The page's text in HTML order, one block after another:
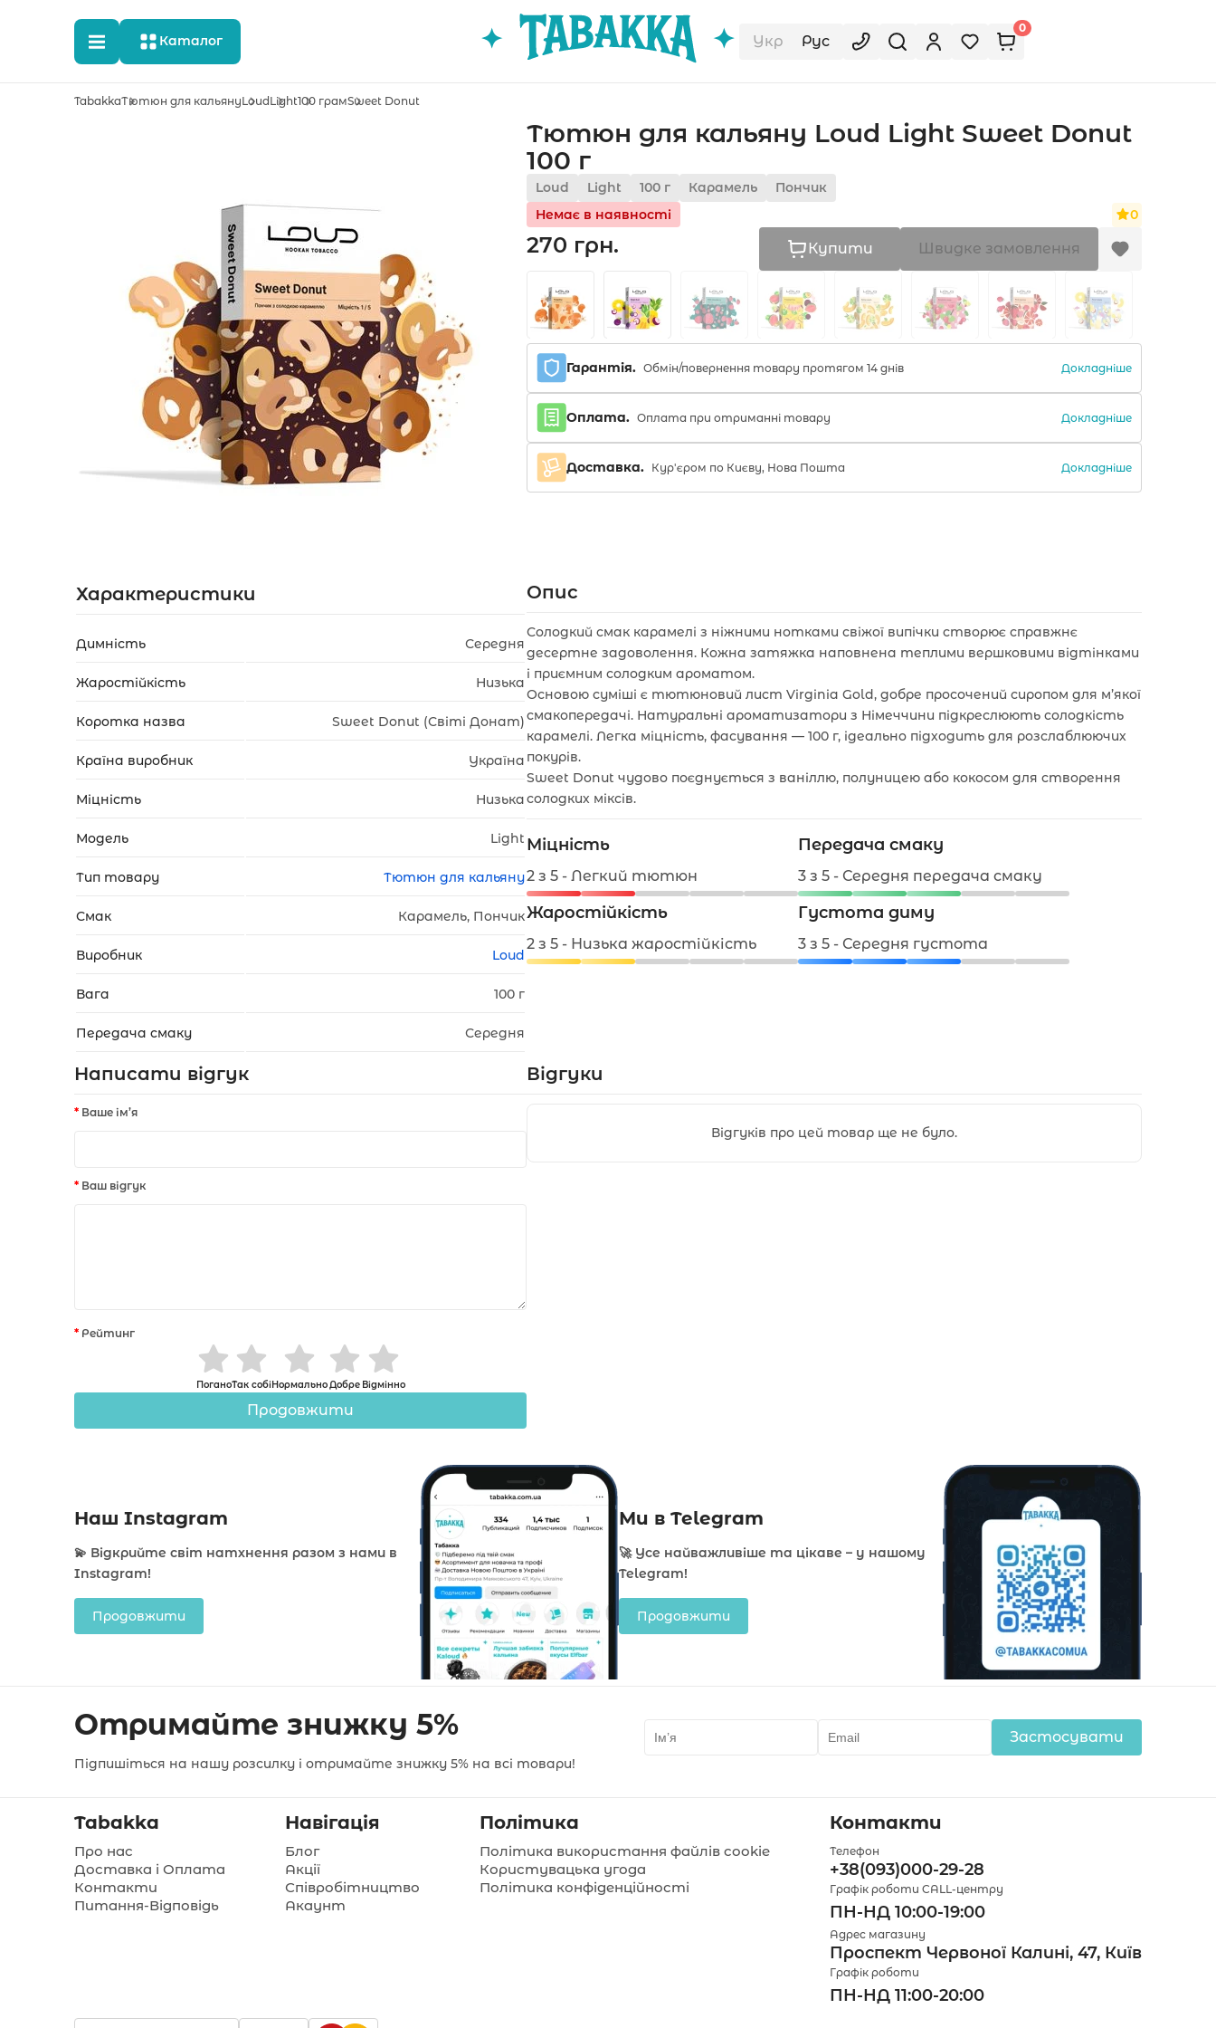
Каталог Укр Рус
0
TabakkaТютюн для кальянуLoud Light100 грамSweet Donut
Тютюн для кальяну Loud Light Sweet Donut
100 г
Loud Light 100 г Карамель
Пончик
Немає в наявності
0
270 грн. Купити Швидке замовлення
Гарантія. Обмін/повернення товару протягом 14 днів Докладніше
Оплата. Оплата при отриманні товару Докладніше
Доставка. Кур'єром по Києву, Нова Пошта Докладніше
Характеристики
Димність Середня
Жаростійкість Низька
Коротка назва Sweet Donut (Світі Донат)
Країна виробник Україна
Міцність Низька
Модель Light
Тип товару Тютюн для кальяну
Смак Карамель, Пончик
Виробник Loud
Вага 100 г
Передача смаку Середня
Опис
Солодкий смак карамелі з ніжними нотками свіжої випічки створює справжнє
десертне задоволення. Кожна затяжка наповнена теплими вершковими відтінками
і приємним солодким ароматом.
Основою суміші є тютюновий лист Virginia Gold, добре просочений сиропом для м’якої
смакопередачі. Натуральні ароматизатори з Німеччини підкреслюють солодкість
карамелі. Легка міцність, фасування — 100 г, ідеально підходить для розслаблюючих
покурів.
Sweet Donut чудово поєднується з ваніллю, полуницею або кокосом для створення
солодких міксів.
Міцність
2 з 5 - Легкий тютюн
Передача смаку
3 з 5 - Середня передача смаку
Жаростійкість
2 з 5 - Низька жаростійкість
Густота диму
3 з 5 - Середня густота
Написати відгук
Ваше ім’я
Ваш відгук
Рейтинг
ПоганоТак собіНормальноДобре Відмінно
Продовжити
Відгуки
Відгуків про цей товар ще не було.
Наш Instagram
💫 Відкрийте світ натхнення разом з нами в
Instagram!
Продовжити
Ми в Telegram
🚀 Усе найважливіше та цікаве – у нашому
Telegram!
Продовжити
Отримайте знижку 5%
Підпишіться на нашу розсилку і отримайте знижку 5% на всі товари!
Застосувати
Tabakka
Про нас
Доставка і Оплата
Контакти
Питання-Відповідь
Навігація
Блог
Акції
Співробітництво
Акаунт
Політика
Політика використання файлів cookie
Користувацька угода
Політика конфіденційності
Контакти
Телефон
+38(093)000-29-28
Графік роботи CALL-центру
ПН-НД 10:00-19:00
Адрес магазину
Проспект Червоної Калині, 47, Київ
Графік роботи
ПН-НД 11:00-20:00